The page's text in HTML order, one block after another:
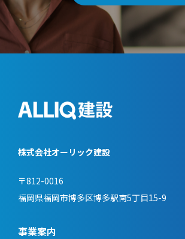
株式会社オーリック建設
〒812-0016
福岡県福岡市博多区博多駅南5丁目15-9
事業案内